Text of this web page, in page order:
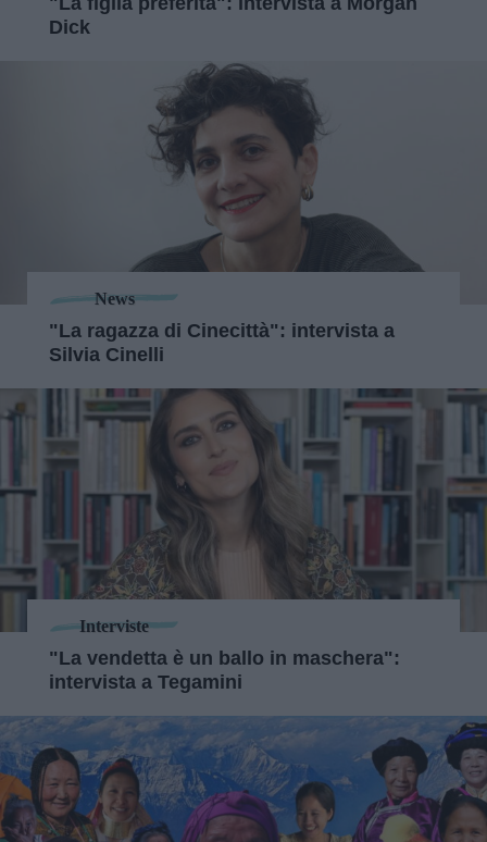
Dick
News
"La ragazza di Cinecittà": intervista a
Silvia Cinelli
Interviste
"La vendetta è un ballo in maschera":
intervista a Tegamini